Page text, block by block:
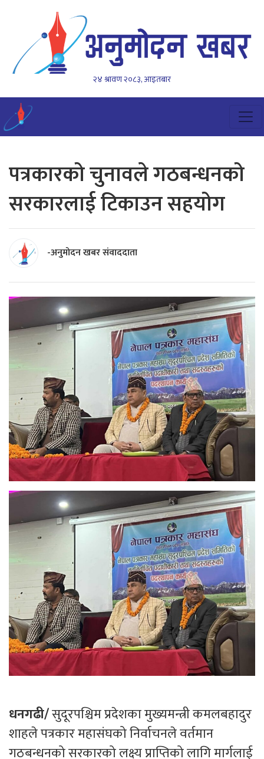
२४ श्रावण २०८३, आइतबार
पत्रकारको चुनावले गठबन्धनको
सरकारलाई टिकाउन सहयोग
-अनुमोदन खबर संवाददाता
धनगढी/सुदूरपश्चिम प्रदेशका मुख्यमन्त्री कमलबहादुर
शाहले पत्रकार महासंघको निर्वाचनले वर्तमान
गठबन्धनको सरकारको लक्ष्य प्राप्तिको लागि मार्गलाई